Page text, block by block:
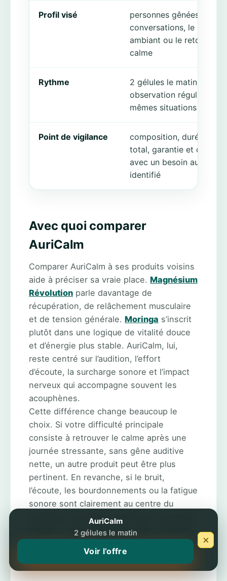
Profil visé
personnes gênées dans
conversations, le bruit
ambiant ou le retour au
calme
Rythme
2 gélules le matin avec
observation régulière des
mêmes situations
Point de vigilance
composition, durée, coût
total, garantie et
avec un besoin auditif
identifié
Avec quoi comparer
AuriCalm
Comparer AuriCalm à ses produits voisins
aide à préciser sa vraie place. Magnésium
Révolution parle davantage de
récupération, de relâchement musculaire
et de tension générale. Moringa s’inscrit
plutôt dans une logique de vitalité douce
et d’énergie plus stable. AuriCalm, lui,
reste centré sur l’audition, l’effort
d’écoute, la surcharge sonore et l’impact
nerveux qui accompagne souvent les
acouphènes.
Cette différence change beaucoup le
choix. Si votre difficulté principale
consiste à retrouver le calme après une
journée stressante, sans gêne auditive
nette, un autre produit peut être plus
pertinent. En revanche, si le bruit,
l’écoute, les bourdonnements ou la fatigue
sonore sont clairement au centre du
problème, AuriCalm possède un avantage
évident: toute sa formule a été construite
apaisement plus généraliste.
AuriCalm
2 gélules le matin
Voir l’offre
×